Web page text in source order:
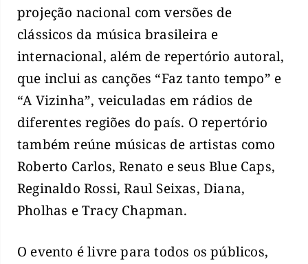
projeção nacional com versões de
clássicos da música brasileira e
internacional, além de repertório autoral,
que inclui as canções “Faz tanto tempo” e
“A Vizinha”, veiculadas em rádios de
diferentes regiões do país. O repertório
também reúne músicas de artistas como
Roberto Carlos, Renato e seus Blue Caps,
Reginaldo Rossi, Raul Seixas, Diana,
Pholhas e Tracy Chapman.
O evento é livre para todos os públicos,